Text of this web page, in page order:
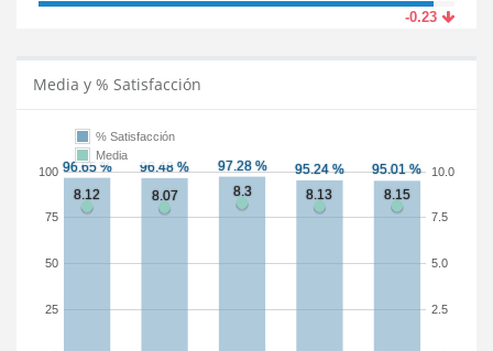
-0.23
Media y % Satisfacción
25
50
75
100
2.5
5.0
7.5
10.0
% Satisfacción
Media